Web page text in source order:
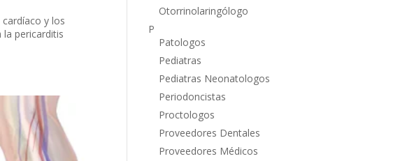
y los
pericarditis
Otorrinolaringólogo
P
Patologos
Pediatras
Pediatras Neonatologos
Periodoncistas
Proctologos
Proveedores Dentales
Proveedores Médicos